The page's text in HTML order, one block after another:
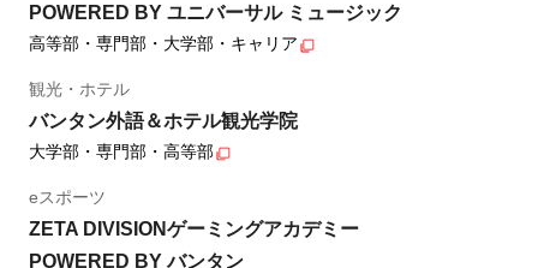
POWERED BY ユニバーサル ミュージック
高等部・専門部・大学部・キャリア
観光・ホテル
バンタン外語＆ホテル観光学院
大学部・専門部・高等部
eスポーツ
ZETA DIVISIONゲーミングアカデミー
POWERED BY バンタン